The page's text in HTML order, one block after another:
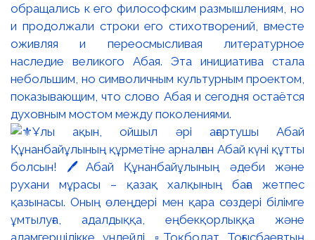
обращались к его философским размышлениям, но
и продолжали строки его стихотворений, вместе
оживляя и переосмысливая литературное
наследие великого Абая. Эта инициатива стала
небольшим, но символичным культурным проектом,
показывающим, что слово Абая и сегодня остаётся
духовным мостом между поколениями.